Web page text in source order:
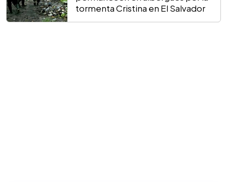
tormenta Cristina en El Salvador